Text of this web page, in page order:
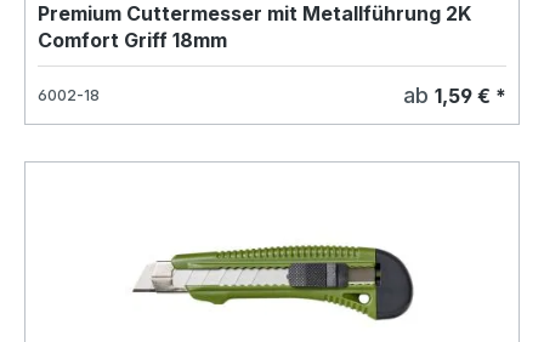
Premium Cuttermesser mit Metallführung 2K
Comfort Griff 18mm
6002-18 ab 1,59 € *